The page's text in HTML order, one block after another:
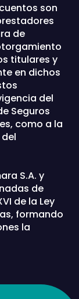
son
de
titulares y
en dichos
del
Seguros
como a la
S.A. y
de
de la Ley
formando
la